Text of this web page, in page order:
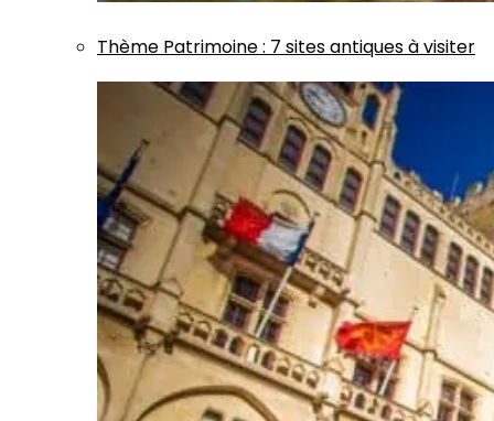
Thème Patrimoine: 7 sites antiques à visiter